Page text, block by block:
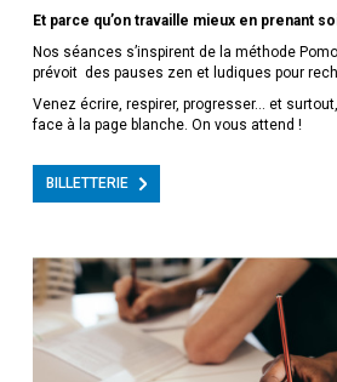
Et parce qu’on travaille mieux en prenant
Nos séances s’inspirent de la méthode
prévoit des pauses zen et ludiques pour
Venez écrire, respirer, progresser… et
face à la page blanche. On vous attend !
BILLETTERIE